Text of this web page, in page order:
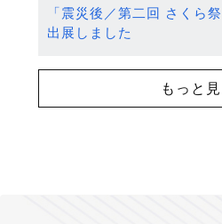
「震災後／第二回 さくら
出展しました
もっと